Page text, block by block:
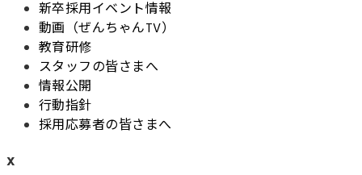
新卒採用イベント情報
動画（ぜんちゃんTV）
教育研修
スタッフの皆さまへ
情報公開
行動指針
採用応募者の皆さまへ
X